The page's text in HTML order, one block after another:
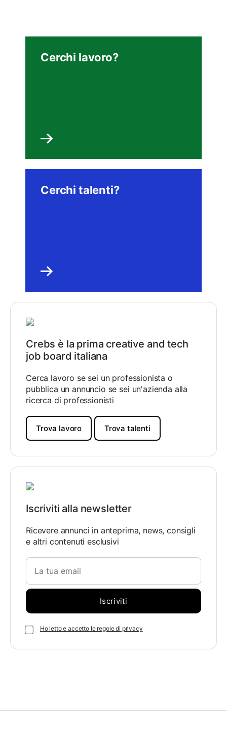
Cerchi lavoro?
Cerchi talenti?
Crebs è la prima creative and tech
job board italiana
Cerca lavoro se sei un professionista o
pubblica un annuncio se sei un'azienda alla
ricerca di professionisti
Trova lavoro Trova talenti
Iscriviti alla newsletter
Ricevere annunci in anteprima, news, consigli
e altri contenuti esclusivi
Ho letto e accetto le regole di privacy